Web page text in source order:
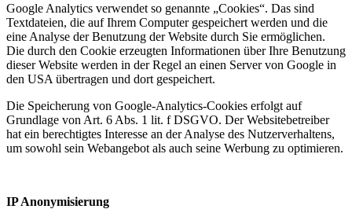
Google Analytics verwendet so genannte „Cookies“. Das sind
Textdateien, die auf Ihrem Computer gespeichert werden und die
eine Analyse der Benutzung der Website durch Sie ermöglichen.
Die durch den Cookie erzeugten Informationen über Ihre Benutzung
dieser Website werden in der Regel an einen Server von Google in
den USA übertragen und dort gespeichert.
Die Speicherung von Google-Analytics-Cookies erfolgt auf
Grundlage von Art. 6 Abs. 1 lit. f DSGVO. Der Websitebetreiber
hat ein berechtigtes Interesse an der Analyse des Nutzerverhaltens,
um sowohl sein Webangebot als auch seine Werbung zu optimieren.
IP Anonymisierung